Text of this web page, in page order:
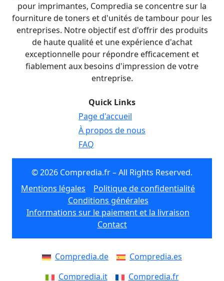
pour imprimantes, Compredia se concentre sur la
fourniture de toners et d'unités de tambour pour les
entreprises. Notre objectif est d'offrir des produits
de haute qualité et une expérience d'achat
exceptionnelle pour répondre efficacement et
fiablement aux besoins d'impression de votre
entreprise.
Quick Links
Page d'accueil
À propos de nous
FAQ
© 2026 Compredia.fr – All Rights Reserved.
Mentions légales
Politique de confidentialité
Conditions générales
Informations sur le paiement et la livraison
Contact
Compredia.de
Compredia.es
Compredia.it
Compredia.fr